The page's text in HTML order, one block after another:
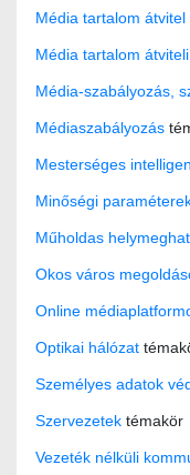
Média tartalom átvitel
Média tartalom
Média-szabályozás,
Médiaszabályozás
Mesterséges
Minőségi
Műholdas
Okos város
Online
Optikai hálózat
Személyes adatok
Szervezetek témakör
Vezeték nélküli